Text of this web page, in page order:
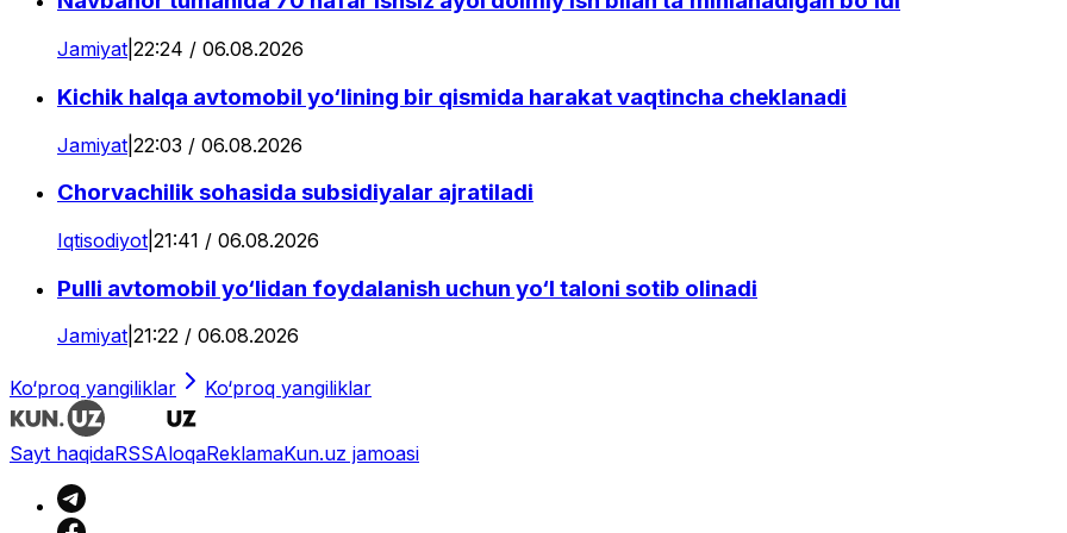
Jamiyat 22:24 / 06.08.2026
Kichik halqa avtomobil yo‘lining bir qismida harakat vaqtincha cheklanadi
Jamiyat 22:03 / 06.08.2026
Chorvachilik sohasida subsidiyalar ajratiladi
Iqtisodiyot 21:41 / 06.08.2026
Pulli avtomobil yo‘lidan foydalanish uchun yo‘l taloni sotib olinadi
Jamiyat 21:22 / 06.08.2026
Ko‘proq yangiliklar Ko‘proq yangiliklar
Sayt haqidaRSSAloqaReklamaKun.uz jamoasi